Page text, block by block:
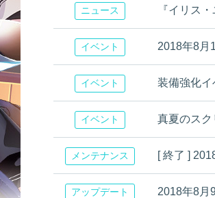
ニュース 『イリス
イベント 2018年8月
イベント 装備強化イ
イベント 真夏のス
メンテナンス [ 終了 ]
アップデート 2018年8月